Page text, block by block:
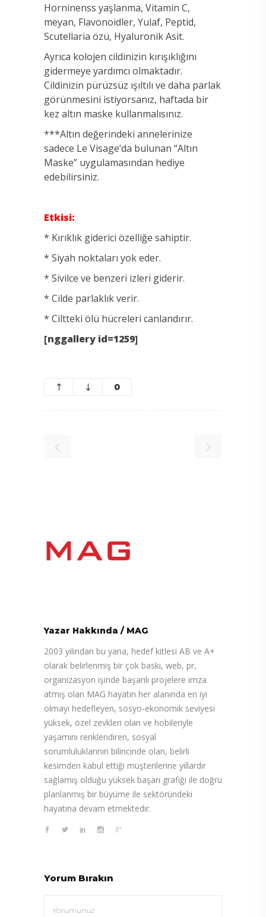
Horninenss yaşlanma, Vitamin C,
meyan, Flavonoidler, Yulaf, Peptid,
Scutellaria özü, Hyaluronik Asit.
Ayrıca kolojen cildinizin kırışıklığını
gidermeye yardımcı olmaktadır.
Cildinizin pürüzsüz ışıltılı ve daha parlak
görünmesini istiyorsanız, haftada bir
kez altın maske kullanmalısınız.
***Altın değerindeki annelerinize
sadece Le Visage’da bulunan “Altın
Maske” uygulamasından hediye
edebilirsiniz.
Etkisi:
* Kırıklık giderici özelliğe sahiptir.
* Siyah noktaları yok eder.
* Sivilce ve benzeri izleri giderir.
* Cilde parlaklık verir.
* Ciltteki ölü hücreleri canlandırır.
[nggallery id=1259]
0
Yazar Hakkında / MAG
2003 yılından bu yana, hedef kitlesi AB ve A+
olarak belirlenmiş bir çok baskı, web, pr,
organizasyon işinde başarılı projelere imza
atmış olan MAG hayatın her alanında en iyi
olmayı hedefleyen, sosyo-ekonomik seviyesi
yüksek, özel zevkleri olan ve hobileriyle
yaşamını renklendiren, sosyal
sorumluluklarının bilincinde olan, belirli
kesimden kabul ettiği müşterilerine yıllardır
sağlamış olduğu yüksek başarı grafiği ile doğru
planlanmış bir büyüme ile sektöründeki
hayatına devam etmektedir.
Yorum Bırakın